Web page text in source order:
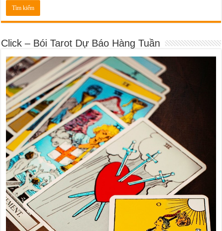
Click – Bói Tarot Dự Báo Hàng Tuần